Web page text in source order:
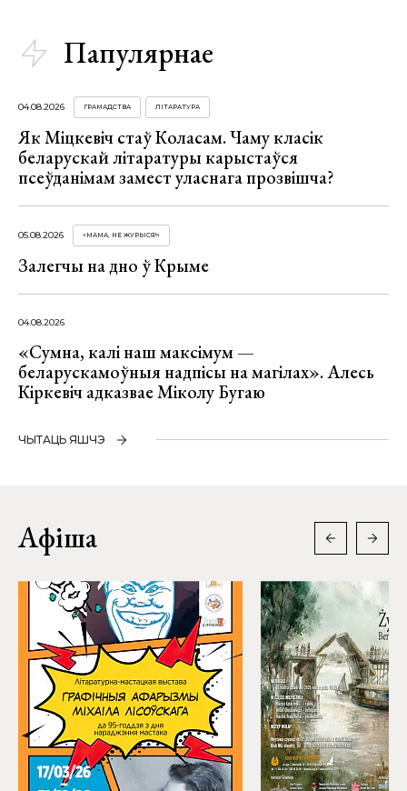
Папулярнае
04.08.2026 ГРАМАДСТВА ЛІТАРАТУРА
Як Міцкевіч стаў Коласам. Чаму класік
беларускай літаратуры карыстаўся
псеўданімам замест уласнага прозвішча?
05.08.2026 «МАМА, НЕ ЖУРЫСЯ!»
Залегчы на дно ў Крыме
04.08.2026
«Сумна, калі наш максімум —
беларускамоўныя надпісы на магілах». Алесь
Кіркевіч адказвае Міколу Бугаю
ЧЫТАЦЬ ЯШЧЭ
Афіша